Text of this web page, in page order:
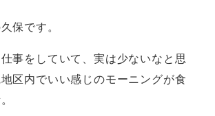
保です。
事をしていて、実は少ないなと思
区内でいい感じのモーニングが食